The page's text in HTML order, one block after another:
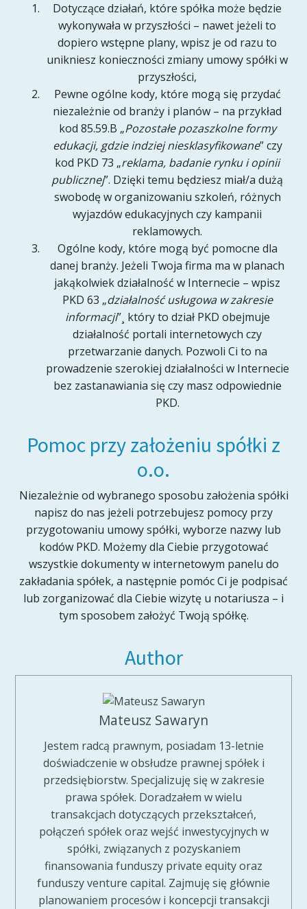
Dotyczące działań, które spółka może będzie
wykonywała w przyszłości – nawet jeżeli to
dopiero wstępne plany, wpisz je od razu to
unikniesz konieczności zmiany umowy spółki w
przyszłości,
Pewne ogólne kody, które mogą się przydać
niezależnie od branży i planów – na przykład
kod 85.59.B „Pozostałe pozaszkolne formy
edukacji, gdzie indziej niesklasyfikowane” czy
kod PKD 73 „reklama, badanie rynku i opinii
publicznej”. Dzięki temu będziesz miał/a dużą
swobodę w organizowaniu szkoleń, różnych
wyjazdów edukacyjnych czy kampanii
reklamowych.
Ogólne kody, które mogą być pomocne dla
danej branży. Jeżeli Twoja firma ma w planach
jakąkolwiek działalność w Internecie – wpisz
PKD 63 „działalność usługowa w zakresie
informacji”¸ który to dział PKD obejmuje
działalność portali internetowych czy
przetwarzanie danych. Pozwoli Ci to na
prowadzenie szerokiej działalności w Internecie
bez zastanawiania się czy masz odpowiednie
PKD.
Pomoc przy założeniu spółki z
o.o.
Niezależnie od wybranego sposobu założenia spółki
napisz do nas jeżeli potrzebujesz pomocy przy
przygotowaniu umowy spółki, wyborze nazwy lub
kodów PKD. Możemy dla Ciebie przygotować
wszystkie dokumenty w internetowym panelu do
zakładania spółek, a następnie pomóc Ci je podpisać
lub zorganizować dla Ciebie wizytę u notariusza – i
tym sposobem założyć Twoją spółkę.
Author
Mateusz Sawaryn
Jestem radcą prawnym, posiadam 13-letnie
doświadczenie w obsłudze prawnej spółek i
przedsiębiorstw. Specjalizuję się w zakresie
prawa spółek. Doradzałem w wielu
transakcjach dotyczących przekształceń,
połączeń spółek oraz wejść inwestycyjnych w
spółki, związanych z pozyskaniem
finansowania funduszy private equity oraz
funduszy venture capital. Zajmuję się głównie
planowaniem procesów i koncepcji transakcji